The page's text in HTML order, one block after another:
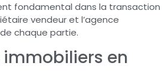
fondamental dans la transaction
vendeur et l’agence
chaque partie.
en